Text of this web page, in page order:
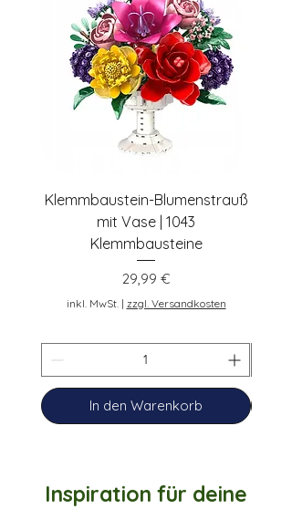
pennybricks.de -
shop@pennybricks.de
Klemmbaustein-Blumenstrauß
mit Vase | 1043
Klemmbausteine
Preis
29,99 €
inkl. MwSt.| zzgl. Versandkosten
In den Warenkorb
Inspiration für deine